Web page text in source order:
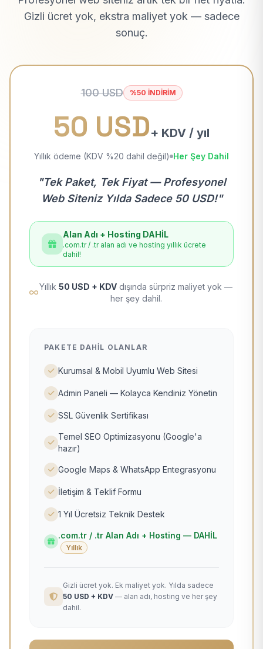
Gizli ücret yok, ekstra maliyet yok — sadece
sonuç.
100 USD %50 İNDİRİM
50 USD+ KDV / yıl
Yıllık ödeme (KDV %20 dahil değil) Her Şey Dahil
"Tek Paket, Tek Fiyat — Profesyonel
Web Siteniz Yılda Sadece 50 USD!"
Alan Adı + Hosting DAHİL
.com.tr / .tr alan adı ve hosting yıllık ücrete
dahil!
Yıllık 50 USD + KDV dışında sürpriz maliyet yok —
her şey dahil.
PAKETE DAHIL OLANLAR
Kurumsal & Mobil Uyumlu Web Sitesi
Admin Paneli — Kolayca Kendiniz Yönetin
SSL Güvenlik Sertifikası
Temel SEO Optimizasyonu (Google'a
hazır)
Google Maps & WhatsApp Entegrasyonu
İletişim & Teklif Formu
1 Yıl Ücretsiz Teknik Destek
.com.tr / .tr Alan Adı + Hosting — DAHİL
Yıllık
Gizli ücret yok. Ek maliyet yok. Yılda sadece
50 USD + KDV — alan adı, hosting ve her şey
dahil.